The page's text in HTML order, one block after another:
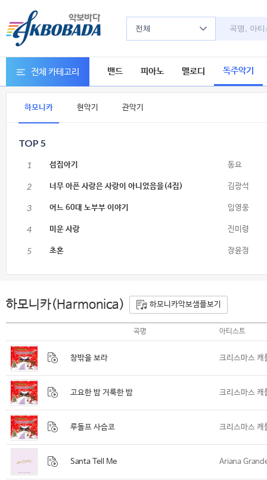
전체
전체 카테고리 밴드 피아노 멜로디 독주악기
하모니카 현악기 관악기
TOP 5
1 섬집아기 동요
2 너무 아픈 사랑은 사랑이 아니었음을(4집) 김광석
3 어느 60대 노부부 이야기 임영웅
4 미운 사랑 진미령
5 초혼 장윤정
하모니카(Harmonica) 하모니카악보샘플보기
곡명 아티스트
창밖을 보라 크리스마스 캐
고요한 밤 거룩한 밤 크리스마스 캐
루돌프 사슴코 크리스마스 캐
Santa Tell Me Ariana